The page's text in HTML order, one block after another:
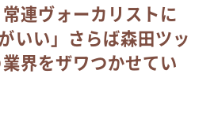
るTV
ラエティ！～ やすとものいたっ
連ヴォーカリストに
いい」さらば森田ツッ
界をザワつかせてい